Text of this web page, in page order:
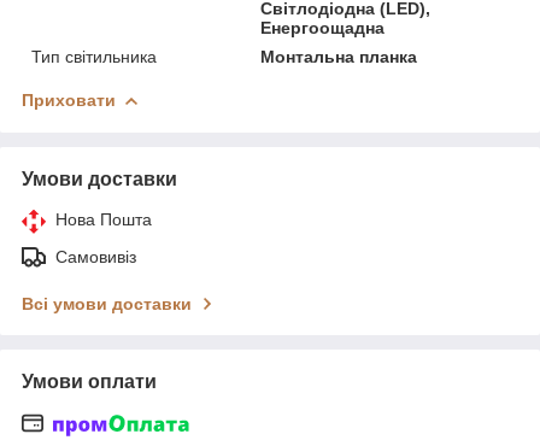
Світлодіодна (LED),
Енергоощадна
Тип світильника
Монтальна планка
Приховати
Умови доставки
Нова Пошта
Самовивіз
Всі умови доставки
Умови оплати